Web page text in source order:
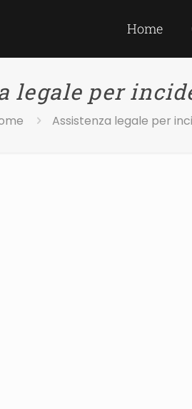
Home
legale per
Assistenza legale per